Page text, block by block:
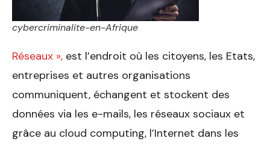
cybercriminalite-en-Afrique
Réseaux », est l’endroit où les citoyens, les Etats,
entreprises et autres organisations
communiquent, échangent et stockent des
données via les e-mails, les réseaux sociaux et
grâce au cloud computing, l’Internet dans les